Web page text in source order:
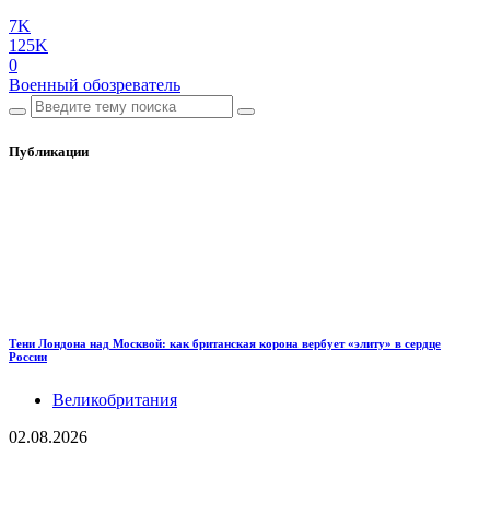
7K
125K
0
Военный обозреватель
Публикации
Тени Лондона над Москвой: как британская корона вербует «элиту» в сердце
России
Великобритания
02.08.2026